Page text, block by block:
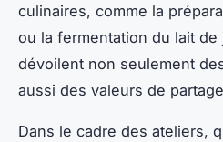
culinaires, comme la
ou la fermentation du lait
dévoilent non seulement
aussi des valeurs de
Dans le cadre des ateliers,